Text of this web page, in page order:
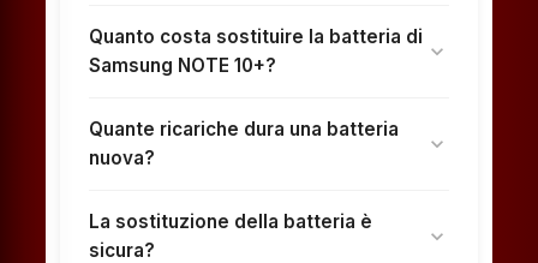
Quanto costa sostituire la batteria di
Samsung NOTE 10+?
expand_more
Quante ricariche dura una batteria
nuova?
expand_more
La sostituzione della batteria è
sicura?
expand_more